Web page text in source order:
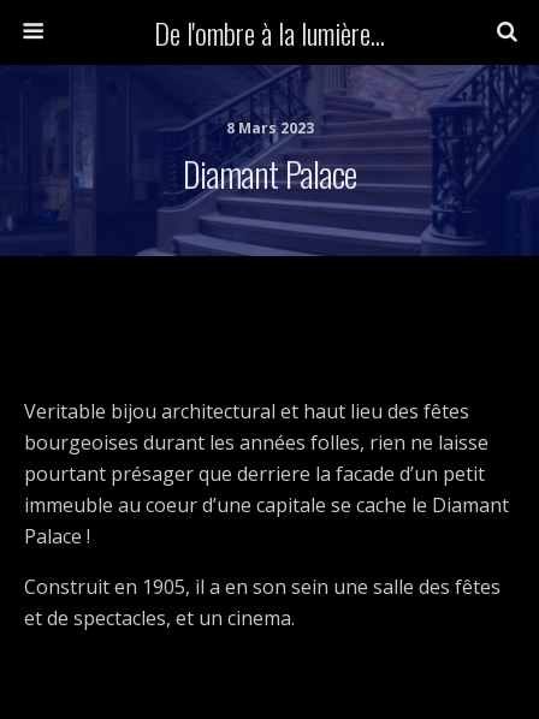
De l'ombre à la lumière...
8 Mars 2023
Diamant Palace
Veritable bijou architectural et haut lieu des fêtes
bourgeoises durant les années folles, rien ne laisse
pourtant présager que derriere la facade d’un petit
immeuble au coeur d’une capitale se cache le Diamant
Palace !
Construit en 1905, il a en son sein une salle des fêtes
et de spectacles, et un cinema.